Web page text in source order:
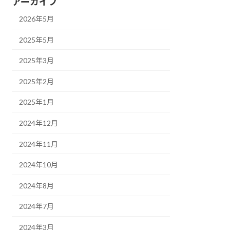
2026年5月
2025年5月
2025年3月
2025年2月
2025年1月
2024年12月
2024年11月
2024年10月
2024年8月
2024年7月
2024年3月